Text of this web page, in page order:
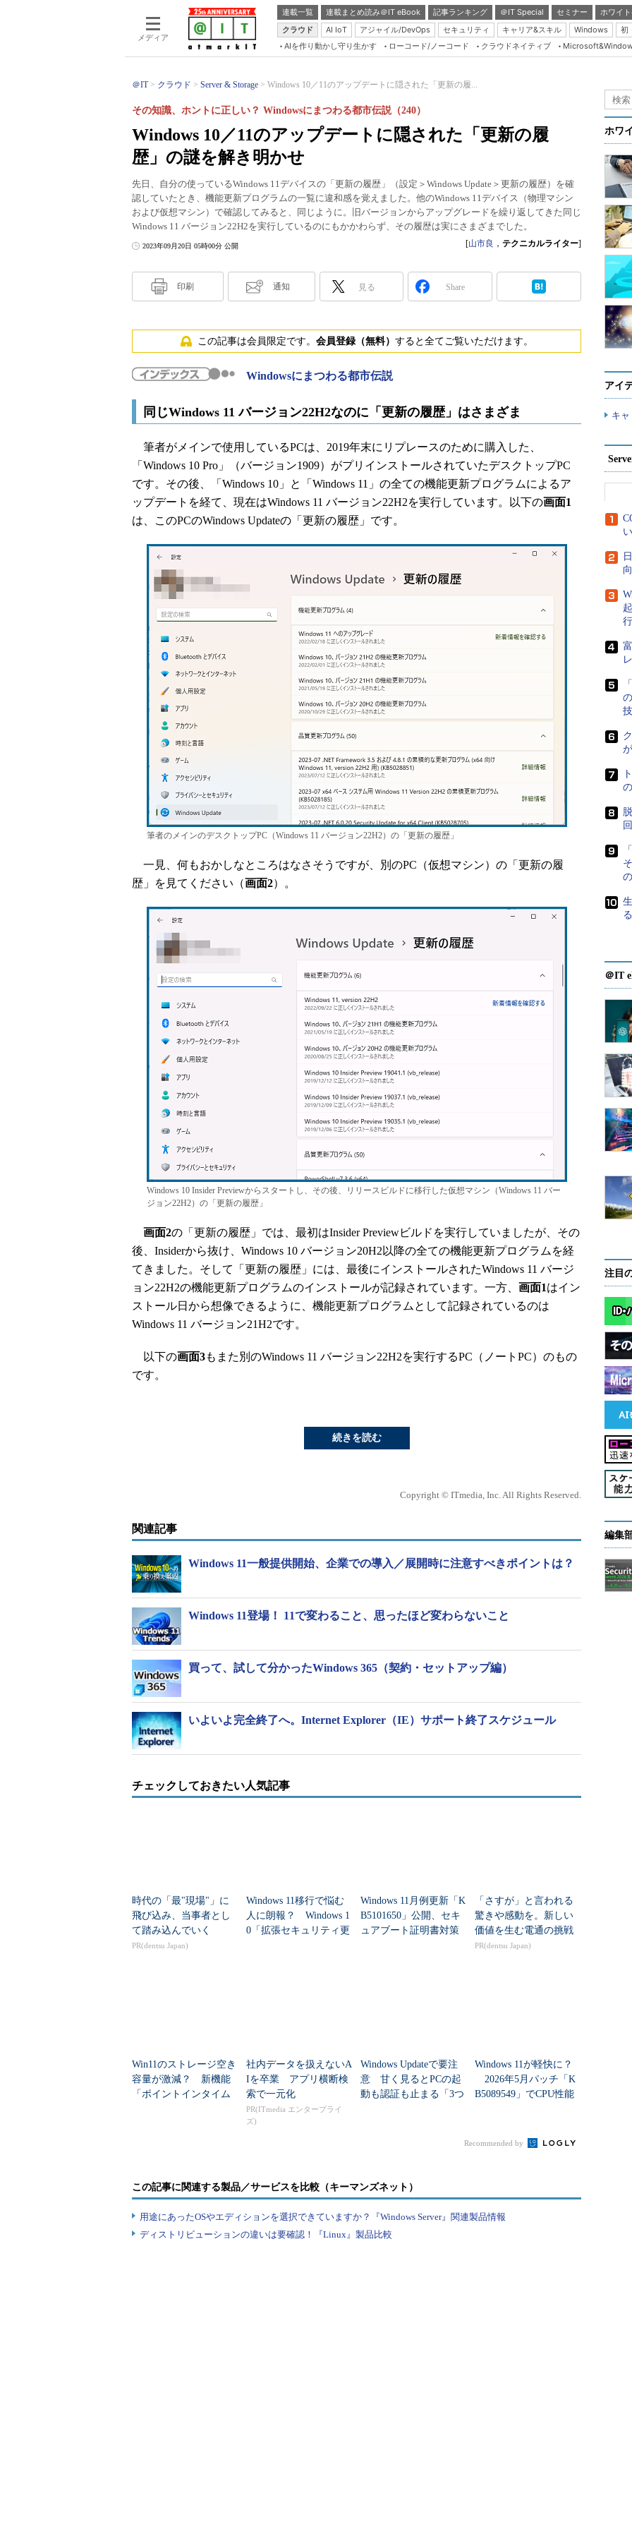
メディア
連載一覧 連載まとめ読み＠IT eBook 記事ランキング ＠IT Special セミナー
ホワイ
クラウド
AI IoT アジャイル/DevOps セキュリティ キャリア&スキル Windows
初
Server & Storage
Database Expert
Linux ＆ OSS
Master of IP Network
Security & Trust
AIを作り動かし守り生かす ローコード/ノーコード クラウドネイティブ
＠IT クラウド Server & Storage Windows 10／11のアップデートに隠された「更新の履...
Windows 10／11のアップデートに隠された「更新の履
歴」の謎を解き明かせ
その知識、ホントに正しい？ Windowsにまつわる都市伝説（240）
先日、自分の使っているWindows 11デバイスの「更新の履歴」（設定＞Windows Update＞更新の履歴）を確
認していたとき、機能更新プログラムの一覧に違和感を覚えました。他のWindows 11デバイス（物理マシン
および仮想マシン）で確認してみると、同じように。旧バージョンからアップグレードを繰り返してきた同じ
Windows 11 バージョン22H2を実行しているのにもかかわらず、その履歴は実にさまざまでした。
2023年09月20日 05時00分 公開 [山市良 ， テクニカルライター]
印刷 通知 見る Share
この記事は会員限定です。 会員登録（無料） すると全てご覧いただけます。
Windowsにまつわる都市伝説
同じWindows 11 バージョン22H2なのに「更新の履歴」はさまざま
筆者がメインで使用しているPCは、2019年末にリプレースのために購入した、
「Windows 10 Pro」（バージョン1909）がプリインストールされていたデスクトップPC
です。その後、「Windows 10」と「Windows 11」の全ての機能更新プログラムによるア
ップデートを経て、現在はWindows 11 バージョン22H2を実行しています。以下の画面1
は、このPCのWindows Updateの「更新の履歴」です。
筆者のメインのデスクトップPC（Windows 11 バージョン22H2）の「更新の履歴」
一見、何もおかしなところはなさそうですが、別のPC（仮想マシン）の「更新の履
歴」を見てください（画面2）。
Windows 10 Insider Previewからスタートし、その後、リリースビルドに移行した仮想マシン（Windows 11 バー
ジョン22H2）の「更新の履歴」
画面2の「更新の履歴」では、最初はInsider Previewビルドを実行していましたが、その
後、Insiderから抜け、Windows 10 バージョン20H2以降の全ての機能更新プログラムを経
てきました。そして「更新の履歴」には、最後にインストールされたWindows 11 バージ
ョン22H2の機能更新プログラムのインストールが記録されています。一方、 画面1はイン
ストール日から想像できるように、機能更新プログラムとして記録されているのは
Windows 11 バージョン21H2です。
以下の画面3もまた別のWindows 11 バージョン22H2を実行するPC（ノートPC）のもの
です。
続きを読む
Copyright © ITmedia, Inc. All Rights Reserved.
関連記事
Windows 11一般提供開始、企業での導入／展開時に注意すべきポイントは？
Windows 11登場！ 11で変わること、思ったほど変わらないこと
買って、試して分かったWindows 365（契約・セットアップ編）
いよいよ完全終了へ。Internet Explorer（IE）サポート終了スケジュール
チェックしておきたい人気記事
時代の「最"現場"」に
飛び込み、当事者とし
て踏み込んでいく
PR(dentsu Japan)
Windows 11移行で悩む
人に朗報？ Windows 1
0「拡張セキュリティ更
Windows 11月例更新「K
B5101650」公開、セキ
ュアブート証明書対策
「さすが」と言われる
驚きや感動を。新しい
価値を生む電通の挑戦
PR(dentsu Japan)
Win11のストレージ空き
容量が激減？ 新機能
「ポイントインタイム
社内データを扱えないA
Iを卒業 アプリ横断検
索で一元化
PR(ITmedia エンタープライ
ズ)
Windows Updateで要注
意 甘く見るとPCの起
動も認証も止まる「3つ
Windows 11が軽快に？
2026年5月パッチ「K
B5089549」でCPU性能
Recommended by
この記事に関連する製品／サービスを比較（キーマンズネット）
用途にあったOSやエディションを選択できていますか？『Windows Server』関連製品情報
ディストリビューションの違いは要確認！『Linux』製品比較
ホワ
アイ
キ
＠IT
注目
編集